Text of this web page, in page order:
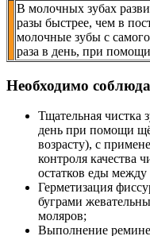
В молочных зубах
разы быстрее, чем в
молочные зубы с
раза в день, при
Необходимо
Тщательная чистка
день при помощи
возрасту), с
контроля качества
остатков еды между
Герметизация
буграми
моляров;
Выполнение